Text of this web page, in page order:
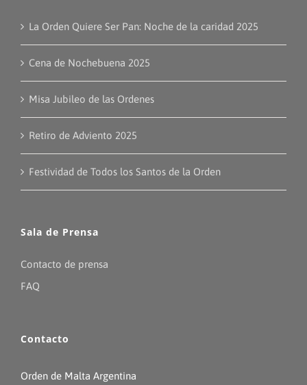
La Orden Quiere Ser Pan: Noche de la caridad 2025
Cena de Nochebuena 2025
Misa Jubileo de las Ordenes
Retiro de Adviento 2025
Festividad de Todos los Santos de la Orden
Sala de Prensa
Contacto de prensa
FAQ
Contacto
Orden de Malta Argentina